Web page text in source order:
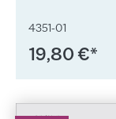
4351-01
19,80 €*